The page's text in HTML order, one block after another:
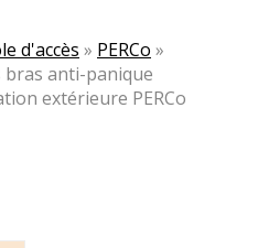
d'accès » PERCo »
anti-panique
extérieure PERCo